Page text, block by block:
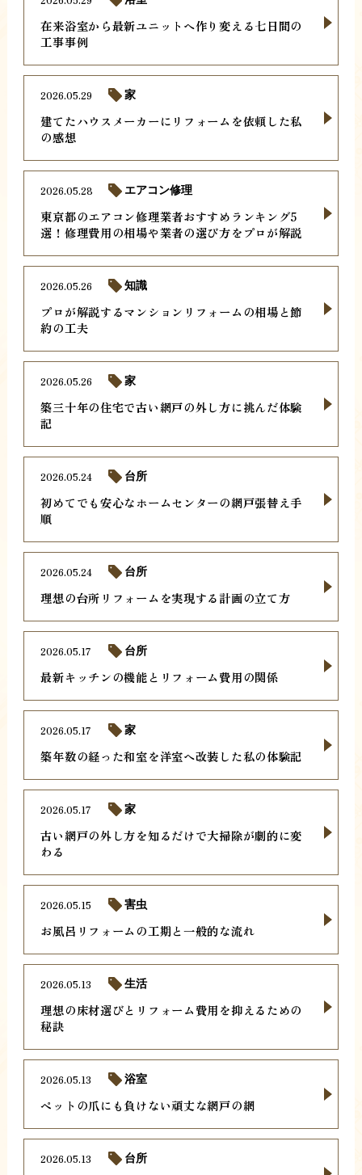
在来浴室から最新ユニットへ作り変える七日間の
工事事例
建てたハウスメーカーにリフォームを依頼した私
の感想
2026.05.29 家
東京都のエアコン修理業者おすすめランキング5
選！修理費用の相場や業者の選び方をプロが解説
2026.05.28 エアコン修理
プロが解説するマンションリフォームの相場と節
約の工夫
2026.05.26 知識
築三十年の住宅で古い網戸の外し方に挑んだ体験
記
2026.05.26 家
初めてでも安心なホームセンターの網戸張替え手
順
2026.05.24 台所
理想の台所リフォームを実現する計画の立て方
2026.05.24 台所
最新キッチンの機能とリフォーム費用の関係
2026.05.17 台所
築年数の経った和室を洋室へ改装した私の体験記
2026.05.17 家
古い網戸の外し方を知るだけで大掃除が劇的に変
わる
2026.05.17 家
お風呂リフォームの工期と一般的な流れ
2026.05.15 害虫
理想の床材選びとリフォーム費用を抑えるための
秘訣
2026.05.13 生活
ペットの爪にも負けない頑丈な網戸の網
2026.05.13 浴室
2026.05.13 台所